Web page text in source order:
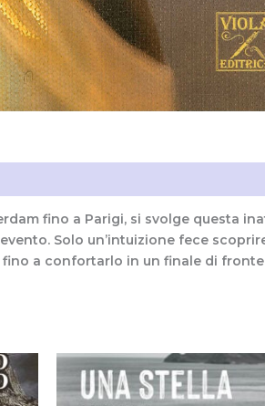
fino a Parigi, si svolge questa
Solo un’intuizione fece
a confortarlo in un finale di